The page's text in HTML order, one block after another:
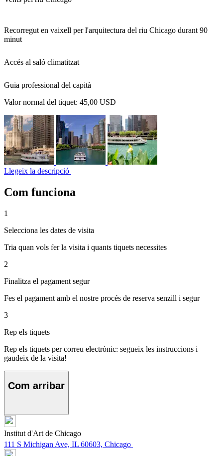
Recorregut en vaixell per l'arquitectura del riu Chicago durant 90
minut
Accés al saló climatitzat
Guia professional del capità
Valor normal del tiquet: 45,00 USD
Llegeix la descripció
Com funciona
1
Selecciona les dates de visita
Tria quan vols fer la visita i quants tiquets necessites
2
Finalitza el pagament segur
Fes el pagament amb el nostre procés de reserva senzill i segur
3
Rep els tiquets
Rep els tiquets per correu electrònic: segueix les instruccions i
gaudeix de la visita!
Com arribar
Institut d'Art de Chicago
111 S Michigan Ave, IL 60603, Chicago